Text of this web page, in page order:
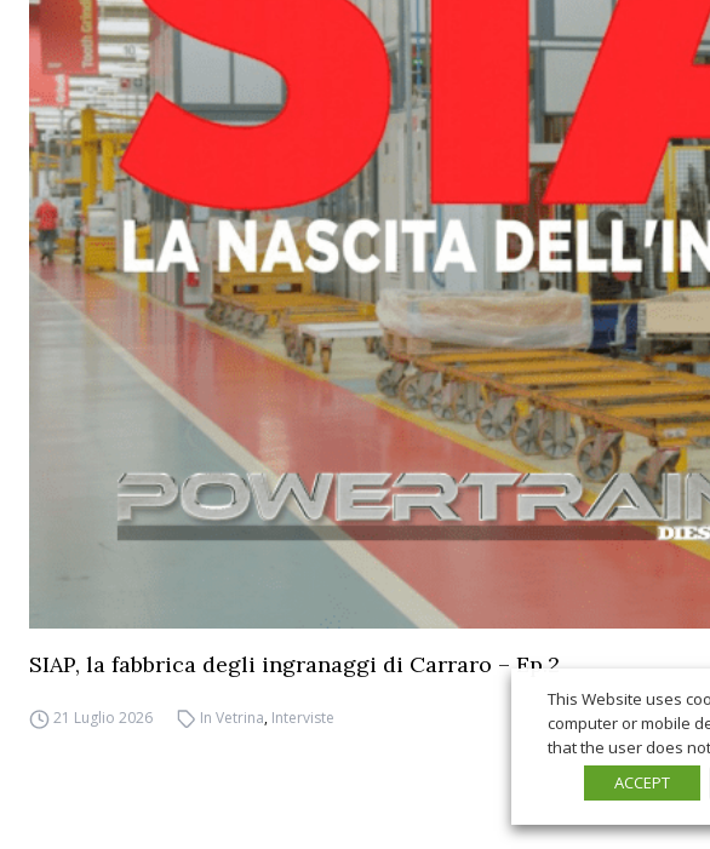
SIAP, la fabbrica degli ingranaggi di Carraro – Ep.2
21 Luglio 2026 In Vetrina, Interviste
This Website uses
computer or mobile
that the user does
ACCEPT